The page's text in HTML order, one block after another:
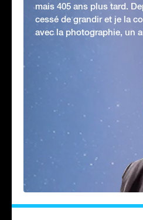
mais 405 ans plus tard.
cessé de grandir et je la
avec la photographie, un